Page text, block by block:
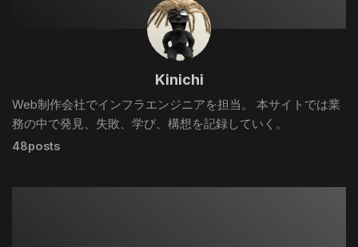
Kinichi
Web制作会社でインフラエンジニアを担当。 本サイトでは業
務の中で発見、失敗、学び、構想を記録していく。
48posts